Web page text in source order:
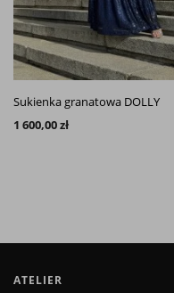
Sukienka granatowa DOLLY
1 600,00 zł
ATELIER